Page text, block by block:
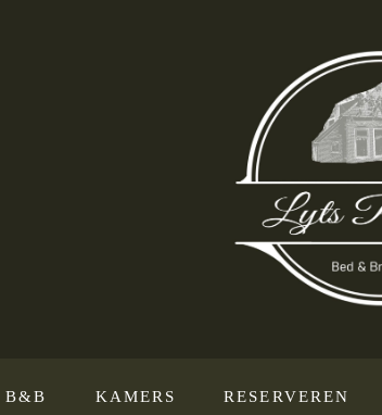
B&B KAMERS RESERVEREN